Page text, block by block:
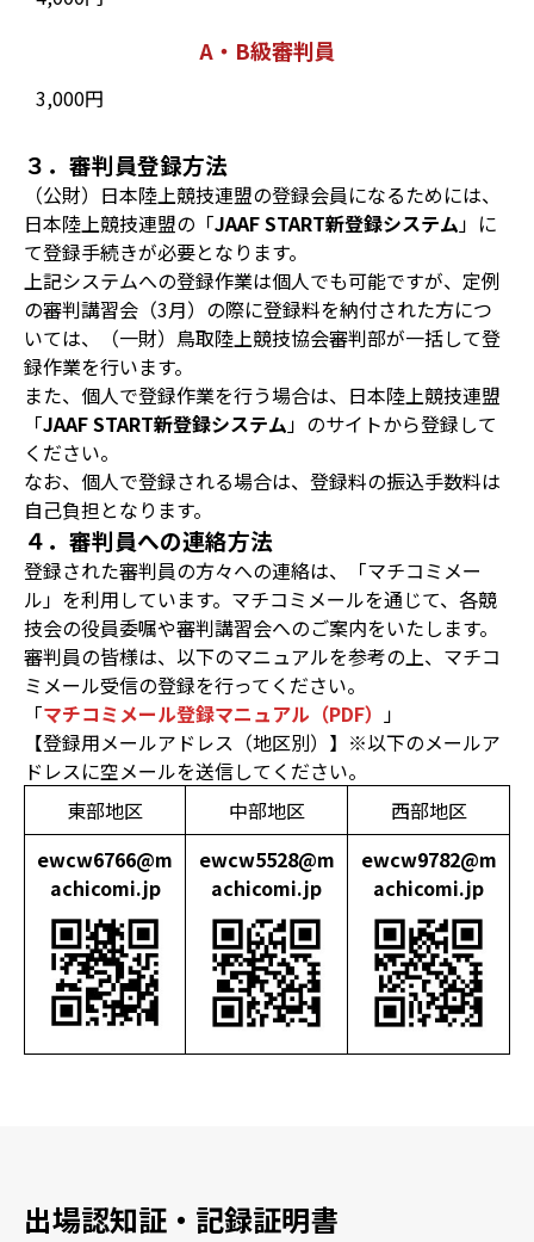
A・B級審判員
3,000円
３．審判員登録方法
（公財）日本陸上競技連盟の登録会員になるためには、
日本陸上競技連盟の「JAAF START新登録システム」に
て登録手続きが必要となります。
上記システムへの登録作業は個人でも可能ですが、定例
の審判講習会（3月）の際に登録料を納付された方につ
いては、（一財）鳥取陸上競技協会審判部が一括して登
録作業を行います。
また、個人で登録作業を行う場合は、日本陸上競技連盟
「JAAF START新登録システム」のサイトから登録して
ください。
なお、個人で登録される場合は、登録料の振込手数料は
自己負担となります。
４．審判員への連絡方法
登録された審判員の方々への連絡は、「マチコミメー
ル」を利用しています。マチコミメールを通じて、各競
技会の役員委嘱や審判講習会へのご案内をいたします。
審判員の皆様は、以下のマニュアルを参考の上、マチコ
ミメール受信の登録を行ってください。
「マチコミメール登録マニュアル（PDF） 」
【登録用メールアドレス（地区別）】※以下のメールア
ドレスに空メールを送信してください。
東部地区
中部地区
西部地区
ewcw6766@m
achicomi.jp
ewcw5528@m
achicomi.jp
ewcw9782@m
achicomi.jp
出場認知証・記録証明書